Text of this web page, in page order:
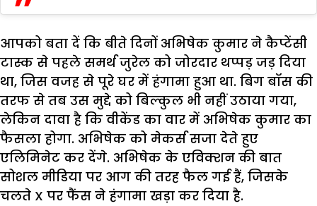
आपको बता दें कि बीते दिनों अभिषेक कुमार ने कैप्टेंसी
टास्क से पहले समर्थ जुरेल को जोरदार थप्पड़ जड़ दिया
था, जिस वजह से पूरे घर में हंगामा हुआ था. बिग बॉस की
तरफ से तब उस मुद्दे को बिल्कुल भी नहीं उठाया गया,
लेकिन दावा है कि वीकेंड का वार में अभिषेक कुमार का
फैसला होगा. अभिषेक को मेकर्स सजा देते हुए
एलिमिनेट कर देंगे. अभिषेक के एविक्शन की बात
सोशल मीडिया पर आग की तरह फैल गई हैं, जिसके
चलते X पर फैंस ने हंगामा खड़ा कर दिया है.